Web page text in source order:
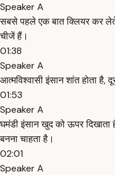
Speaker A
सबसे पहले एक बात क्लियर कर
चीजें हैं।
01:38
Speaker A
आत्मविश्वासी इंसान शांत होता है,
01:53
Speaker A
घमंडी इंसान खुद को ऊपर दिखाता
बनना चाहता है।
02:01
Speaker A